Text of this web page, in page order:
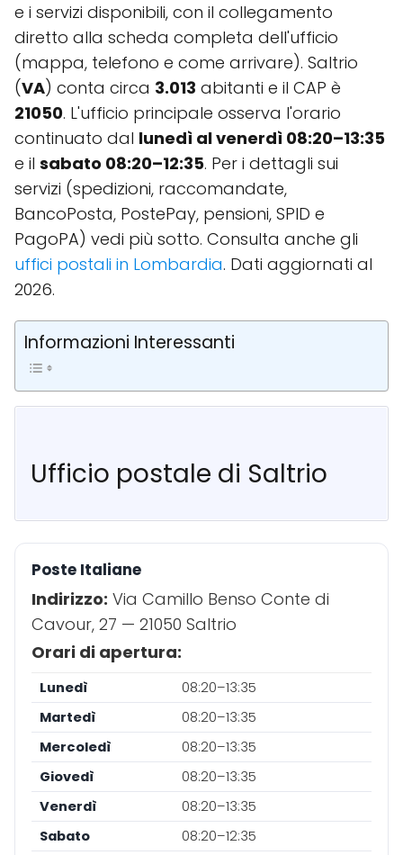
e i servizi disponibili, con il collegamento
diretto alla scheda completa dell'ufficio
(mappa, telefono e come arrivare). Saltrio
(VA) conta circa 3.013 abitanti e il CAP è
21050. L'ufficio principale osserva l'orario
continuato dal lunedì al venerdì 08:20–13:35
e il sabato 08:20–12:35. Per i dettagli sui
servizi (spedizioni, raccomandate,
BancoPosta, PostePay, pensioni, SPID e
PagoPA) vedi più sotto. Consulta anche gli
uffici postali in Lombardia. Dati aggiornati al
2026.
Informazioni Interessanti
Ufficio postale di Saltrio
Poste Italiane
Indirizzo: Via Camillo Benso Conte di
Cavour, 27 — 21050 Saltrio
Orari di apertura:
Lunedì
08:20–13:35
Martedì
08:20–13:35
Mercoledì
08:20–13:35
Giovedì
08:20–13:35
Venerdì
08:20–13:35
Sabato
08:20–12:35